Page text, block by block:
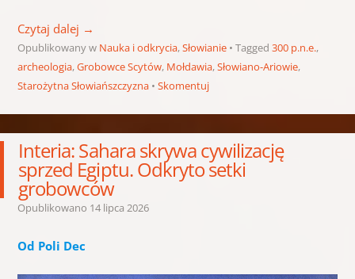
Czytaj dalej →
Opublikowany w Nauka i odkrycia,Słowianie Tagged 300 p.n.e.,
archeologia,Grobowce Scytów, Mołdawia,Słowiano-Ariowie,
Starożytna Słowiańszczyzna
Skomentuj
Interia: Sahara skrywa cywilizację
sprzed Egiptu. Odkryto setki
grobowców
Opublikowano 14 lipca 2026
Od Poli Dec